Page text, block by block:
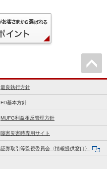
最良執行方針
FD基本方針
MUFG利益相反管理方針
障害災害時専用サイト
証券取引等監視委員会〈情報提供窓口〉